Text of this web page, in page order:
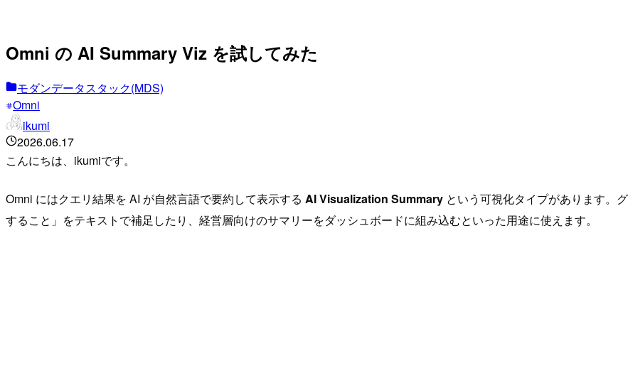
Omni の AI Summary Viz を試してみた
モダンデータスタック(MDS)
Omni
ikumi
2026.06.17
こんにちは、ikumiです。
Omni にはクエリ結果を AI が自然言語で要約して表示する AI Visualization Summary という可視化タイプがあります。
すること」をテキストで補足したり、経営層向けのサマリーをダッシュボードに組み込むといった用途に使えます。